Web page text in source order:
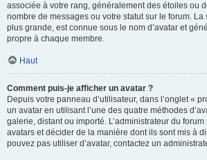
associée à votre rang, généralement des étoiles ou
nombre de messages ou votre statut sur le forum.
plus grande, est connue sous le nom d’avatar et
propre à chaque membre.
Haut
Comment puis-je afficher un avatar ?
Depuis votre panneau d’utilisateur, dans l’onglet «
un avatar en utilisant l’une des quatre méthodes
galerie, distant ou importé. L’administrateur du
avatars et décider de la manière dont ils sont mis à
pouvez pas utiliser d’avatar, contactez un